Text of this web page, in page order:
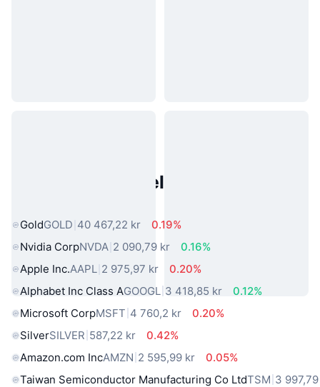
Populære eiendeler fra den
GoldGOLD 40 467,22 kr
0.19%
Nvidia CorpNVDA 2 090,79 kr
0.16%
Apple Inc.AAPL 2 975,97 kr
0.20%
Alphabet Inc Class AGOOGL 3 418,85 kr
0.12%
Microsoft CorpMSFT 4 760,2 kr
0.20%
SilverSILVER 587,22 kr
0.42%
Amazon.com IncAMZN 2 595,99 kr
0.05%
Taiwan Semiconductor Manufacturing Co LtdTSM 3